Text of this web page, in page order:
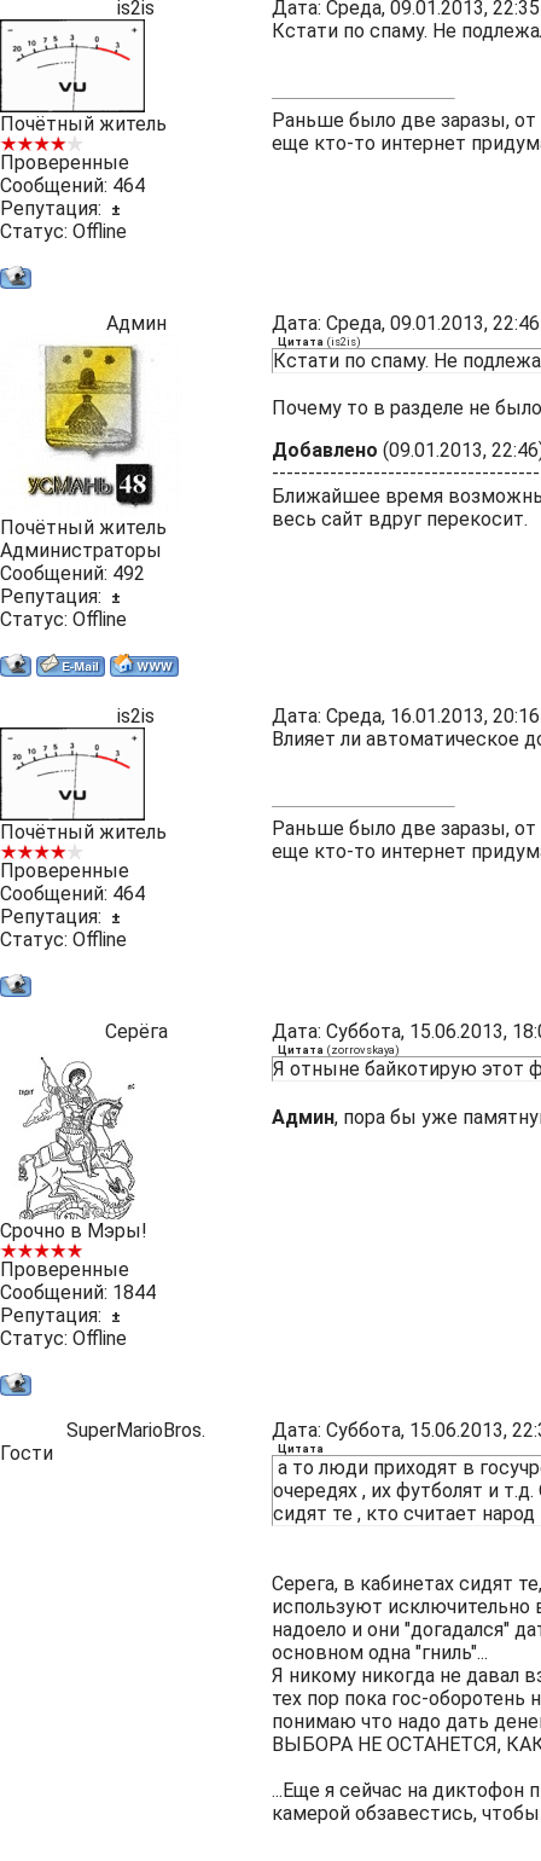
is2is Дата: Среда, 09.01.2013,
Почётный житель
Проверенные
Сообщений: 464
Репутация:
±
Статус: Offline
Кстати по спаму. Не
Раньше было две заразы,
еще кто-то интернет
Админ Дата: Среда, 09.01.2013,
Почётный житель
Администраторы
Сообщений: 492
Репутация:
±
Статус: Offline
Цитата (is2is)
Кстати по спаму. Не
Почему то в разделе не
Добавлено (09.01.2013,
Ближайшее время
весь сайт вдруг перекосит.
is2is Дата: Среда, 16.01.2013,
Почётный житель
Проверенные
Сообщений: 464
Репутация:
±
Статус: Offline
Влияет ли автоматическое
Раньше было две заразы,
еще кто-то интернет
Серёга Дата: Суббота, 15.06.2013,
Срочно в Мэры!
Проверенные
Сообщений: 1844
Репутация:
±
Статус: Offline
Цитата (zorrovskaya)
Я отныне байкотирую этот
Админ, пора бы уже
SuperMarioBros.
Дата: Суббота, 15.06.2013,
Гости
Цитата
а то люди приходят в
очередях , их футболят и
сидят те , кто считает
Серега, в кабинетах сидят
используют исключительно
надоело и они "догадался"
основном одна "гниль"...
Я никому никогда не давал
тех пор пока гос-оборотень
понимаю что надо дать
ВЫБОРА НЕ ОСТАНЕТСЯ,
...Еще я сейчас на
камерой обзавестись,